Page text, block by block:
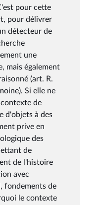
pour cette
pour délivrer
détecteur de
une
mais également
(art. R.
Si elle ne
de
d'objets à des
prive en
des
de
de l'histoire
avec
fondements de
le contexte